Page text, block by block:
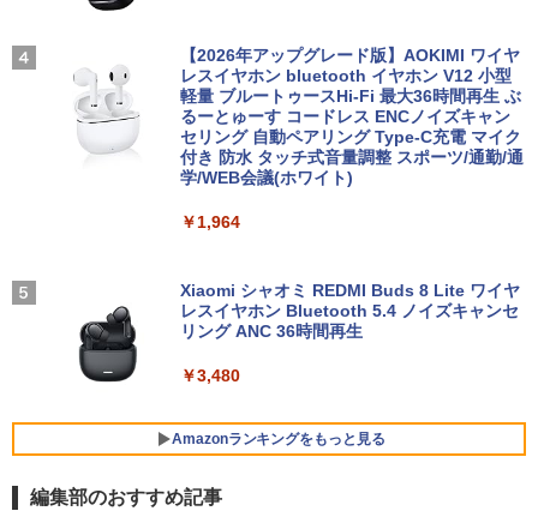
GHz | MEM:8GB | HDD:500GB | DVDマ
ルチ | 無線LAN:あり | テンキー | Win11P
ro64Bit | ACアダプター付属
￥9,980
【期間限定 ポイント10倍】Lenovo Idea
n N4000/4GB/64GB eMMC/HD IPS液晶
Type-C データ/充電可）/microSD対応
（最大128GB）/Windows 11 Pro／Dolb
in11搭載 パソコンノートパソコンoffice
類】タッチ/ケース付き/4Kタイプ
￥8,980
アースドリームス 厳選おまかせモニター
HD解像度】 大手メーカー液晶 (Dell/HP/
￥6,470
スプレイ VESA対応 コスパ デュアルモニ
ター サブモニター ゲーミングモニター
ートワーク IPS mini pc ミニPC 多デバ
（2） （ワイドKC） [ ナガノ ]
￥1,210
o Day Book [ 島田ゆか ]
【2026年アップグレード版】AOKIMI ワイヤ
レスイヤホン bluetooth イヤホン V12 小型
軽量 ブルートゥースHi-Fi 最大36時間再生 ぶ
るーとゅーす コードレス ENCノイズキャン
セリング 自動ペアリング Type-C充電 マイク
付き 防水 タッチ式音量調整 スポーツ/通勤/通
学/WEB会議(ホワイト)
￥1,964
Xiaomi シャオミ REDMI Buds 8 Lite ワイヤ
レスイヤホン Bluetooth 5.4 ノイズキャンセ
リング ANC 36時間再生
￥3,480
Amazonランキングをもっと見る
編集部のおすすめ記事